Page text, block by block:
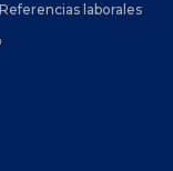
Referencias laborales